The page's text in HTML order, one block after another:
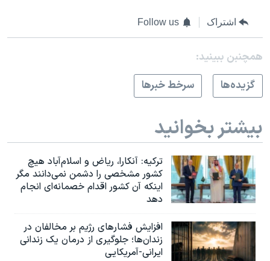
اشتراک Follow us
همچنبن ببینید:
گزيده‌ها
سرخط خبرها
بیشتر بخوانید
ترکیه: آنکارا، ریاض و اسلام‌آباد هیچ
کشور مشخصی را دشمن نمی‌دانند مگر
اینکه آن کشور اقدام خصمانه‌ای انجام
دهد
افزایش فشارهای رژیم بر مخالفان در
زندان‌ها؛ جلوگیری از درمان یک زندانی
ایرانی-آمریکایی